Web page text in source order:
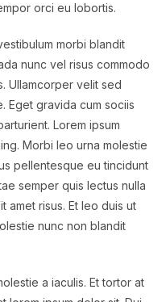
orci eu lobortis.
morbi blandit
nunc vel risus commodo
Ullamcorper velit sed
Eget gravida cum sociis
Lorem ipsum
Morbi leo urna molestie
pellentesque eu tincidunt
semper quis lectus nulla
amet risus. Et leo duis ut
nunc non blandit
a iaculis. Et tortor at